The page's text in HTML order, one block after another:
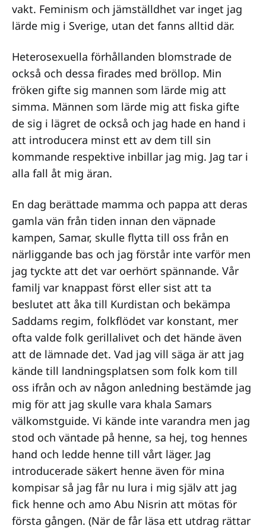
vakt. Feminism och jämställdhet var inget jag
lärde mig i Sverige, utan det fanns alltid där.
Heterosexuella förhållanden blomstrade de
också och dessa firades med bröllop. Min
fröken gifte sig mannen som lärde mig att
simma. Männen som lärde mig att fiska gifte
de sig i lägret de också och jag hade en hand i
att introducera minst ett av dem till sin
kommande respektive inbillar jag mig. Jag tar i
alla fall åt mig äran.
En dag berättade mamma och pappa att deras
gamla vän från tiden innan den väpnade
kampen, Samar, skulle flytta till oss från en
närliggande bas och jag förstår inte varför men
jag tyckte att det var oerhört spännande. Vår
familj var knappast först eller sist att ta
beslutet att åka till Kurdistan och bekämpa
Saddams regim, folkflödet var konstant, mer
ofta valde folk gerillalivet och det hände även
att de lämnade det. Vad jag vill säga är att jag
kände till landningsplatsen som folk kom till
oss ifrån och av någon anledning bestämde jag
mig för att jag skulle vara khala Samars
välkomstguide. Vi kände inte varandra men jag
stod och väntade på henne, sa hej, tog hennes
hand och ledde henne till vårt läger. Jag
introducerade säkert henne även för mina
kompisar så jag får nu lura i mig själv att jag
fick henne och amo Abu Nisrin att mötas för
första gången. (När de får läsa ett utdrag rättar